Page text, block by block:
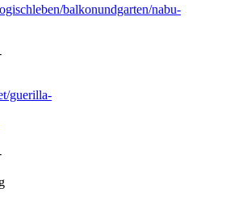
balkonundgarten/nabu-
guerilla-